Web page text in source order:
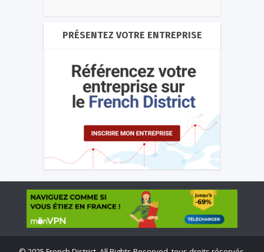
PRÉSENTEZ VOTRE ENTREPRISE